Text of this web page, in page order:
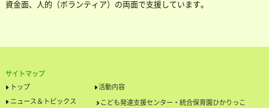
資金面、人的（ボランティア）の両面で支援しています。
サイトマップ
トップ
ニュース＆トピックス
活動内容
こども発達支援センター・統合保育園ひかりっこ